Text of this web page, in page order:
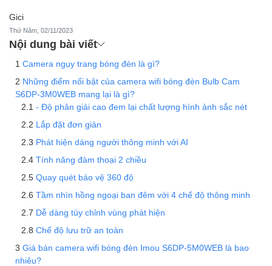
Gici
Thứ Năm, 02/11/2023
Nội dung bài viết
Camera ngụy trang bóng đèn là gì?
Những điểm nổi bật của camera wifi bóng đèn Bulb Cam
S6DP-3M0WEB mang lại là gì?
- Độ phân giải cao đem lại chất lượng hình ảnh sắc nét
Lắp đặt đơn giản
Phát hiện dáng người thông minh với AI
Tính năng đàm thoại 2 chiều
Quay quét bảo vệ 360 độ
Tầm nhìn hồng ngoại ban đêm với 4 chế độ thông minh
Dễ dàng tùy chỉnh vùng phát hiện
Chế độ lưu trữ an toàn
Giá bán camera wifi bóng đèn Imou S6DP-5M0WEB là bao
nhiêu?